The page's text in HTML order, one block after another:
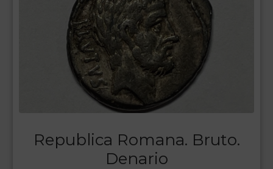
Republica Romana. Bruto.
Denario